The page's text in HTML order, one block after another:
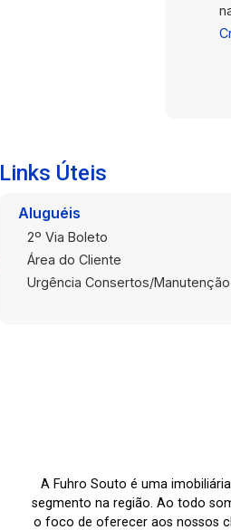
de Serviço Integradas: Espaços
com fácil acesso a transporte
cercado por uma variedade de
restaurantes e serviços, este
apartamento no bairro Fragata
tudo o que você precisa bem
de casa. Por Que Escolher Este
Apartamento? Além de todos os
ambiente confortável, seguro e
ótima localização, que combine
Links Úteis
Aluguéis
2º Via Boleto
Área do Cliente
Urgência Consertos/Manutenção
A Fuhro Souto é uma
segmento na região. Ao todo
o foco de oferecer aos nossos